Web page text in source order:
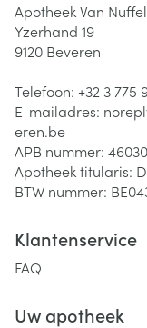
Apotheek Van
Yzerhand 19
9120 Beveren
Telefoon: +32 3 775
E-mailadres:
eren.be
APB nummer:
Apotheek titularis:
BTW nummer:
Klantenservice
FAQ
Uw apotheek